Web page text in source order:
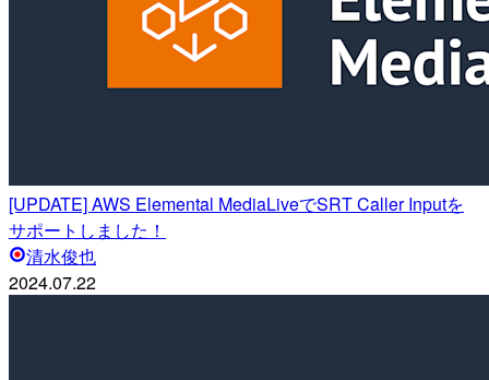
[UPDATE] AWS Elemental MediaLiveでSRT Caller Inputを
サポートしました！
清水俊也
2024.07.22